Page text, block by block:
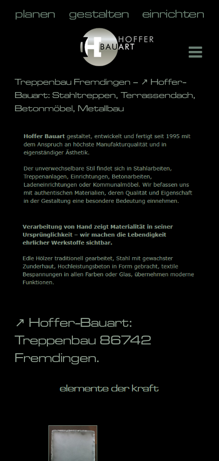
Treppenbau Fremdingen – ↗️ Hoffer-
Bauart: Stahltreppen, Terrassendach,
Betonmöbel, Metallbau
↗️ Hoffer-Bauart:
Treppenbau 86742
Fremdingen.